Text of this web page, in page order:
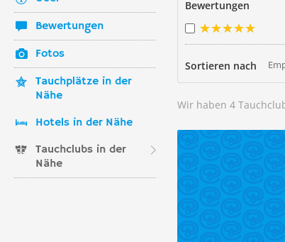
Bewertungen
Fotos
Tauchplätze in der
Nähe
Hotels in der Nähe
Tauchclubs in der
Nähe
Bewertungen
Sortieren nach
Wir haben 4